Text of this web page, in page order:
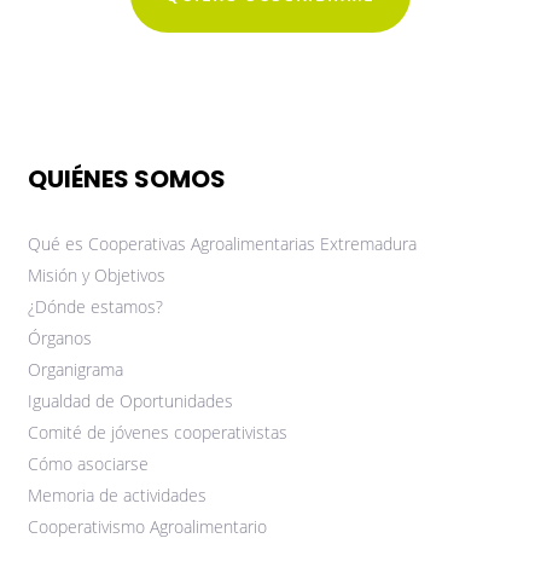
QUIÉNES SOMOS
Qué es Cooperativas Agroalimentarias Extremadura
Misión y Objetivos
¿Dónde estamos?
Órganos
Organigrama
Igualdad de Oportunidades
Comité de jóvenes cooperativistas
Cómo asociarse
Memoria de actividades
Cooperativismo Agroalimentario